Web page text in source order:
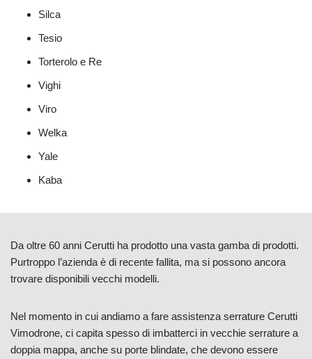
Silca
Tesio
Torterolo e Re
Vighi
Viro
Welka
Yale
Kaba
Da oltre 60 anni Cerutti ha prodotto una vasta gamba di prodotti.
Purtroppo l’azienda è di recente fallita, ma si possono ancora
trovare disponibili vecchi modelli.
Nel momento in cui andiamo a fare assistenza serrature Cerutti
Vimodrone, ci capita spesso di imbatterci in vecchie serrature a
doppia mappa, anche su porte blindate, che devono essere